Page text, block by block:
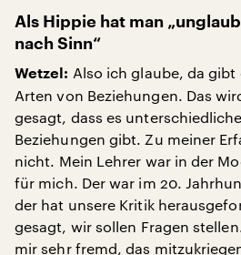
Als Hippie hat man
nach Sinn“
Wetzel: Also ich glaube, da gibt
Arten von Beziehungen. Das
gesagt, dass es
Beziehungen gibt. Zu meiner
nicht. Mein Lehrer war in der
für mich. Der war im 20.
der hat unsere Kritik
gesagt, wir sollen Fragen
mir sehr fremd, das